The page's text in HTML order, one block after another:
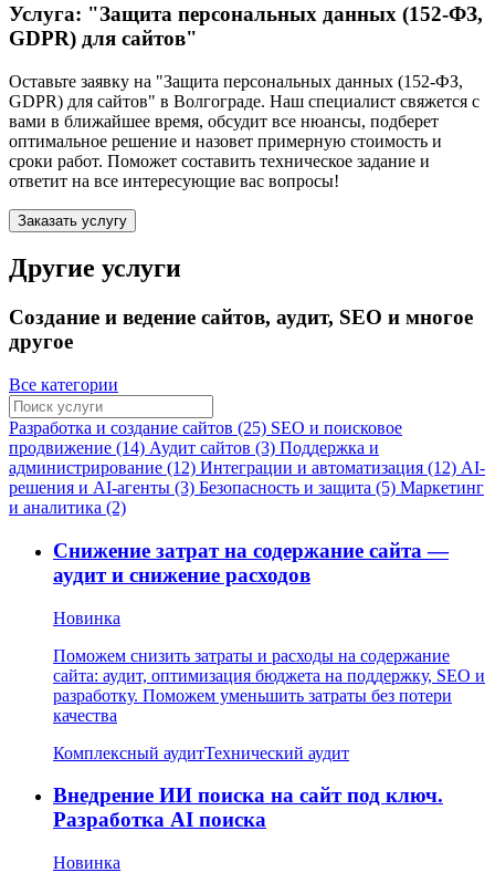
Услуга: "Защита персональных данных (152-ФЗ,
GDPR) для сайтов"
Оставьте заявку на "Защита персональных данных (152-ФЗ,
GDPR) для сайтов" в Волгограде. Наш специалист свяжется с
вами в ближайшее время, обсудит все нюансы, подберет
оптимальное решение и назовет примерную стоимость и
сроки работ. Поможет составить техническое задание и
ответит на все интересующие вас вопросы!
Заказать услугу
Другие услуги
Создание и ведение сайтов, аудит, SEO и многое
другое
Все категории
Разработка и создание сайтов (25) SEO и поисковое
продвижение (14) Аудит сайтов (3) Поддержка и
администрирование (12) Интеграции и автоматизация (12) AI-
решения и AI-агенты (3) Безопасность и защита (5) Маркетинг
и аналитика (2)
Снижение затрат на содержание сайта —
аудит и снижение расходов
Новинка
Поможем снизить затраты и расходы на содержание
сайта: аудит, оптимизация бюджета на поддержку, SEO и
разработку. Поможем уменьшить затраты без потери
качества
Комплексный аудитТехнический аудит
Внедрение ИИ поиска на сайт под ключ.
Разработка AI поиска
Новинка